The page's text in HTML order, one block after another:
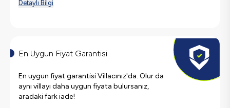
Detaylı Bilgi
En Uygun Fiyat Garantisi
En uygun fiyat garantisi Villacınız'da. Olur da
aynı villayı daha uygun fiyata bulursanız,
aradaki fark iade!